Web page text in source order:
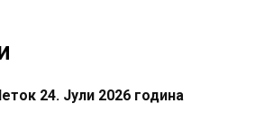
24. Јули 2026 година